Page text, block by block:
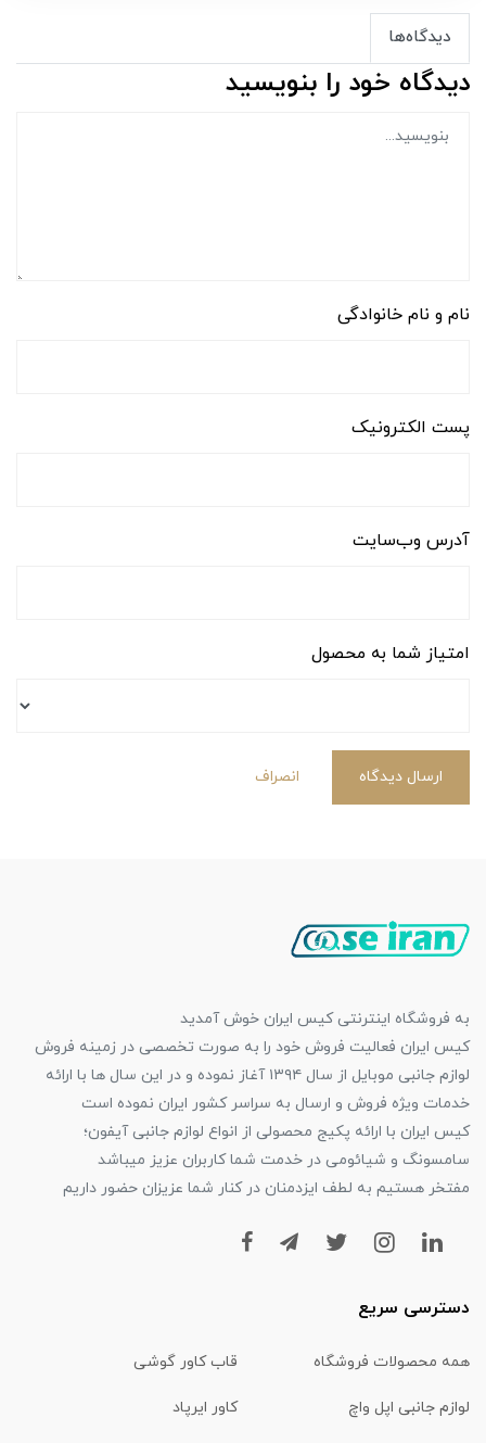
دیدگاه‌ها
دیدگاه خود را بنویسید
نام و نام خانوادگی
پست الکترونیک
آدرس وب‌سایت
امتیاز شما به محصول
ارسال دیدگاه انصراف
به فروشگاه اینترنتی کیس ایران خوش آمدید
کیس ایران فعالیت فروش خود را به صورت تخصصی در زمینه فروش
لوازم جانبی موبایل از سال ۱۳۹۴ آغاز نموده و در این سال ها با ارائه
خدمات ویژه فروش و ارسال به سراسر کشور ایران نموده است
کیس ایران با ارائه پکیج محصولی از انواع لوازم جانبی آیفون؛
سامسونگ و شیائومی در خدمت شما کاربران عزیز میباشد
مفتخر هستیم به لطف ایزدمنان در کنار شما عزیزان حضور داریم
دسترسی سریع
همه محصولات فروشگاه قاب کاور گوشی
لوازم جانبی اپل واچ کاور ایرپاد